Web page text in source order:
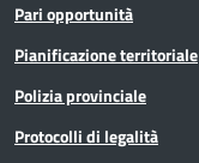
Pari opportunità
Pianificazione territoriale
Polizia provinciale
Protocolli di legalità